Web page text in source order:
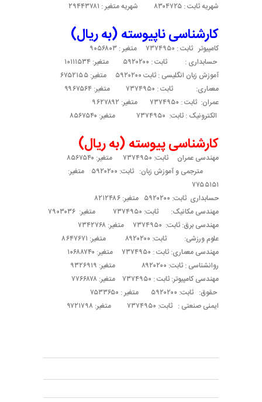
شهریه ثابت : ۸۳۰۴۷۲۵ شهریه متغیر : ۲۹۴۴۳۷۸۱
کارشناسی ناپیوسته (به ریال)
حسابداری : ثابت : ۵۹۲۰۲۰۰ متغیر: ۱۰۱۱۱۵۳۴
معماری: ثابت : ۷۳۷۴۹۵۰ متغیر: ۹۹۶۷۵۶۴
الکترونیک : ثابت: ۷۳۷۴۹۵۰ متغیر: ۸۵۶۷۵۴۰
کارشناسی پیوسته (به ریال)
مترجمی و آموزش زبان: ثابت: ۵۹۲۰۲۰۰ متغیر:
۷۷۵۵۱۵۱
مهندسی مکانیک: ثابت: ۷۳۷۴۹۵۰ متغیر: ۷۹۰۳۰۳۶
علوم ورزشی: ثابت: ۸۹۲۰۲۰۰ متغیر: ۸۶۴۷۶۷۱
روانشناسی : ثابت: ۸۹۲۰۲۰۰ متغیر: ۹۳۲۶۹۱۹
حقوق: ثابت: ۵۹۲۰۲۰۰ متغیر : ۷۵۳۳۶۵۰
ایمنی صنعتی : ثابت: ۷۳۷۴۹۵۰ متغیر: ۹۷۲۱۷۹۸